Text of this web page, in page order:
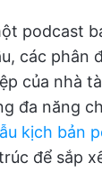
podcast
các phân
của nhà
đa năng
kịch bản
để sắp